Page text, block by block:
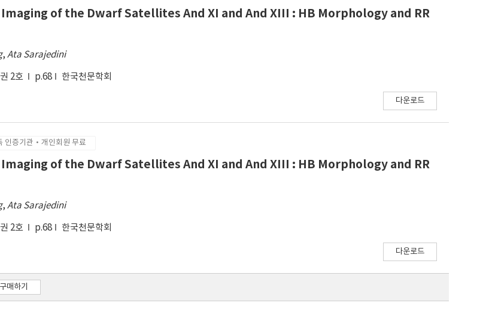
Imaging of the Dwarf Satellites And XI and And XIII : HB Morphology and RR
,Ata Sarajedini
2호 p.68 한국천문학회
다운로드
인증기관·개인회원 무료
Imaging of the Dwarf Satellites And XI and And XIII : HB Morphology and RR
,Ata Sarajedini
2호 p.68 한국천문학회
다운로드
구매하기